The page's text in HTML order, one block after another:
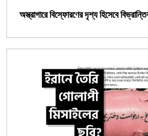
অস্ত্রাগারে বিস্ফোরণের দৃশ্য হিসেবে